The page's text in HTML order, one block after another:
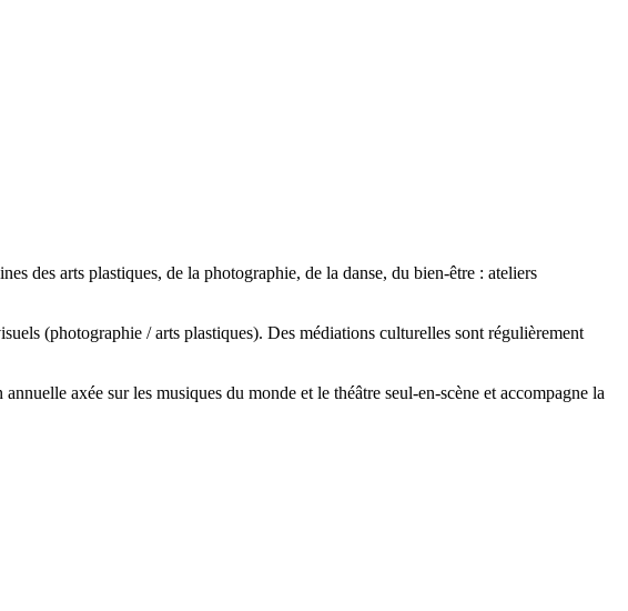
des arts plastiques, de la photographie, de la danse, du bien-être : ateliers
(photographie / arts plastiques). Des médiations culturelles sont régulièrement
axée sur les musiques du monde et le théâtre seul-en-scène et accompagne la